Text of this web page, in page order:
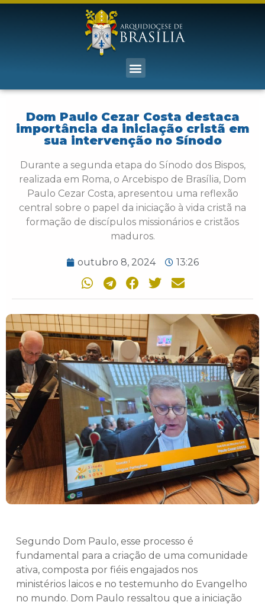
Dom Paulo Cezar Costa destaca
importância da iniciação cristã em
sua intervenção no Sínodo
Durante a segunda etapa do Sínodo dos Bispos,
realizada em Roma, o Arcebispo de Brasília, Dom
Paulo Cezar Costa, apresentou uma reflexão
central sobre o papel da iniciação à vida cristã na
formação de discípulos missionários e cristãos
maduros.
outubro 8, 2024 13:26
Segundo Dom Paulo, esse processo é
fundamental para a criação de uma comunidade
ativa, composta por fiéis engajados nos
ministérios laicos e no testemunho do Evangelho
no mundo. Dom Paulo ressaltou que a iniciação